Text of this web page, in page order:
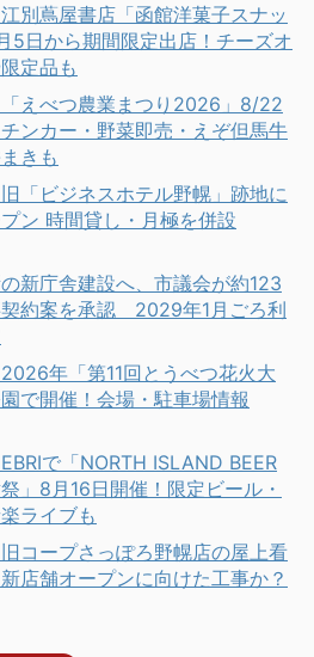
江別蔦屋書店「函館洋菓子スナッ
5日から期間限定出店！チーズオ
定品も
「えべつ農業まつり2026」8/22
ンカー・野菜即売・えぞ但馬牛
きも
旧「ビジネスホテル野幌」跡地に
ン 時間貸し・月極を併設
新庁舎建設へ、市議会が約123
約案を承認 2029年1月ごろ利
2026年「第11回とうべつ花火大
で開催！会場・駐車場情報
EBRIで「NORTH ISLAND BEER
」8月16日開催！限定ビール・
ライブも
旧コープさっぽろ野幌店の屋上看
店舗オープンに向けた工事か？